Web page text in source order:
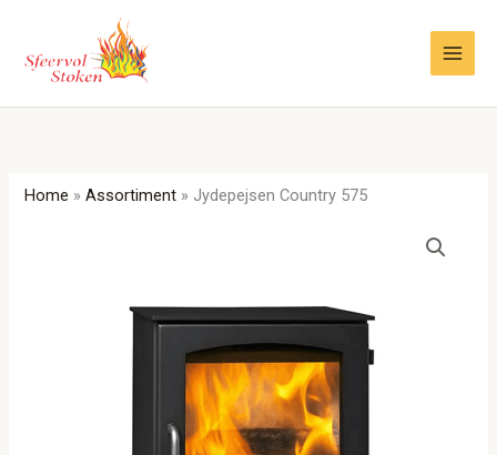
inhoud
Home »Assortiment » Jydepejsen Country 575